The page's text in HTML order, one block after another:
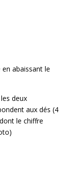
abaissant le
deux
aux dés (4
le chiffre